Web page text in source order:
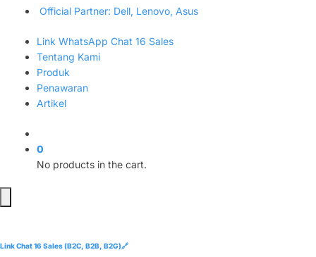
Official Partner: Dell, Lenovo, Asus
Link WhatsApp Chat 16 Sales
Tentang Kami
Produk
Penawaran
Artikel
0
No products in the cart.
Link Chat 16 Sales (B2C, B2B, B2G)🔗